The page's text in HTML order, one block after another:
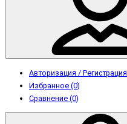
Авторизация / Регистрация
Избранное (0)
Сравнение (0)